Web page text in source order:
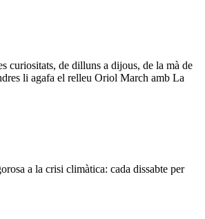
curiositats, de dilluns a dijous, de la mà de
li agafa el relleu Oriol March amb La
a la crisi climàtica: cada dissabte per